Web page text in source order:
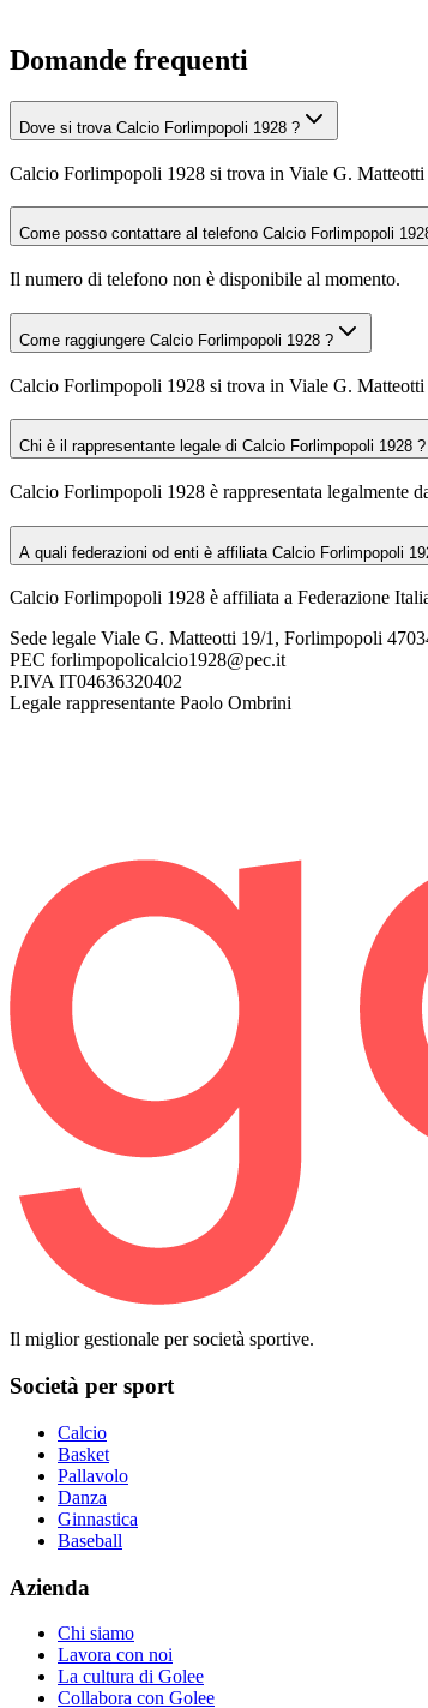
Domande frequenti
Dove si trova Calcio Forlimpopoli 1928 ?
Calcio Forlimpopoli 1928 si trova in Viale G.
Come posso contattare al telefono Calcio Forlimpopoli
Il numero di telefono non è disponibile al momento.
Come raggiungere Calcio Forlimpopoli 1928 ?
Calcio Forlimpopoli 1928 si trova in Viale G.
Chi è il rappresentante legale di Calcio Forlimpopoli 1928 ?
Calcio Forlimpopoli 1928 è rappresentata legalmente
A quali federazioni od enti è affiliata Calcio Forlimpopoli
Calcio Forlimpopoli 1928 è affiliata a Federazione
Sede legale Viale G. Matteotti 19/1, Forlimpopoli
PEC forlimpopolicalcio1928@pec.it
P.IVA IT04636320402
Legale rappresentante Paolo Ombrini
Il miglior gestionale per società sportive.
Società per sport
Calcio
Basket
Pallavolo
Danza
Ginnastica
Baseball
Azienda
Chi siamo
Lavora con noi
La cultura di Golee
Collabora con Golee